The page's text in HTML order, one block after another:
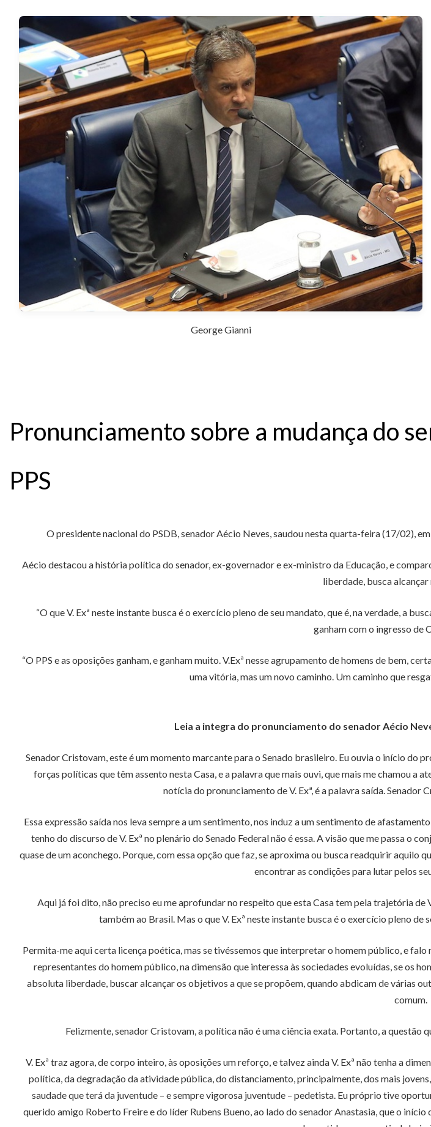
George Gianni
Pronunciamento sobre a mudança do
PPS
O presidente nacional do PSDB, senador Aécio Neves, saudou nesta quarta-feira (17/02),
Aécio destacou a história política do senador, ex-governador e ex-ministro da Educação, e
liberdade, busca
“O que V. Exª neste instante busca é o exercício pleno de seu mandato, que é, na verdade, a
ganham com o ingresso de
“O PPS e as oposições ganham, e ganham muito. V.Exª nesse agrupamento de homens de bem,
uma vitória, mas um novo caminho. Um caminho que
Leia a integra do pronunciamento do senador Aécio
Senador Cristovam, este é um momento marcante para o Senado brasileiro. Eu ouvia o início do
forças políticas que têm assento nesta Casa, e a palavra que mais ouvi, que mais me chamou a
notícia do pronunciamento de V. Exª, é a palavra saída.
Essa expressão saída nos leva sempre a um sentimento, nos induz a um sentimento de
tenho do discurso de V. Exª no plenário do Senado Federal não é essa. A visão que me passa o
quase de um aconchego. Porque, com essa opção que faz, se aproxima ou busca readquirir aquilo
encontrar as condições para lutar pelos
Aqui já foi dito, não preciso eu me aprofundar no respeito que esta Casa tem pela trajetória
também ao Brasil. Mas o que V. Exª neste instante busca é o exercício pleno de
Permita-me aqui certa licença poética, mas se tivéssemos que interpretar o homem público, e falo
representantes do homem público, na dimensão que interessa às sociedades evoluídas, se os
absoluta liberdade, buscar alcançar os objetivos a que se propõem, quando abdicam de várias
comum.
Felizmente, senador Cristovam, a política não é uma ciência exata. Portanto, a questão
V. Exª traz agora, de corpo inteiro, às oposições um reforço, e talvez ainda V. Exª não tenha a
política, da degradação da atividade pública, do distanciamento, principalmente, dos mais
saudade que terá da juventude – e sempre vigorosa juventude – pedetista. Eu próprio tive
querido amigo Roberto Freire e do líder Rubens Bueno, ao lado do senador Anastasia, que o